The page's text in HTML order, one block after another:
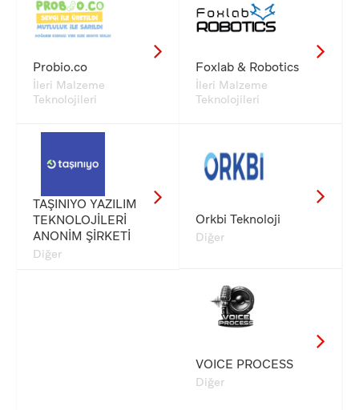
Probio.co
İleri Malzeme
Teknolojileri
Foxlab & Robotics
İleri Malzeme
Teknolojileri
TAŞINIYO YAZILIM
TEKNOLOJİLERİ
ANONİM ŞİRKETİ
Diğer
Orkbi Teknoloji
Diğer
VOICE PROCESS
Diğer